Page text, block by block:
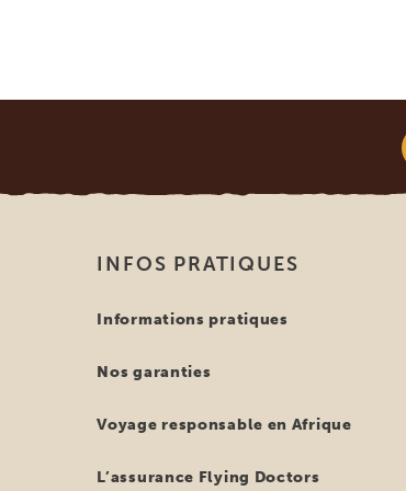
INFOS PRATIQUES
Informations pratiques
Nos garanties
Voyage responsable en Afrique
L’assurance Flying Doctors